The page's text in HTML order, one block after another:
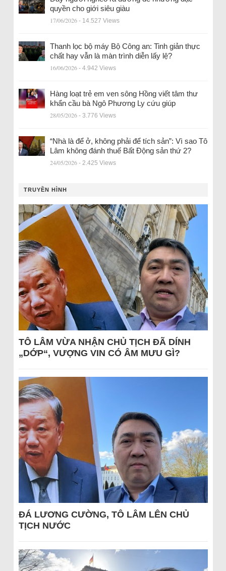
quyền cho giới siêu giàu
17/06/2026 - 14.527 Views
Thanh lọc bộ máy Bộ Công an: Tinh giản thực
chất hay vẫn là màn trình diễn lấy lệ?
16/06/2026 - 4.942 Views
Hàng loạt trẻ em ven sông Hồng viết tâm thư
khẩn cầu bà Ngô Phương Ly cứu giúp
28/05/2026 - 3.776 Views
“Nhà là để ở, không phải để tích sản”: Vì sao Tô
Lâm không đánh thuế Bất Động sản thứ 2?
24/05/2026 - 2.425 Views
TRUYỀN HÌNH
TÔ LÂM VỪA NHẬN CHỦ TỊCH ĐÃ DÍNH
„DỚP“, VƯỢNG VIN CÓ ÂM MƯU GÌ?
ĐÁ LƯƠNG CƯỜNG, TÔ LÂM LÊN CHỦ
TỊCH NƯỚC